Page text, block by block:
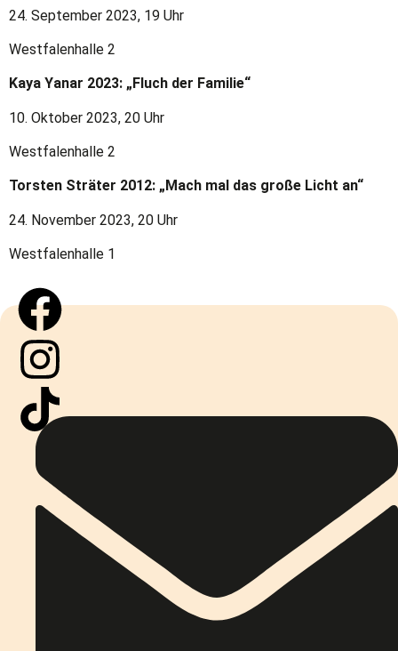
24. September 2023, 19 Uhr
Westfalenhalle 2
Kaya Yanar 2023: „Fluch der Familie“
10. Oktober 2023, 20 Uhr
Westfalenhalle 2
Torsten Sträter 2012: „Mach mal das große Licht an“
24. November 2023, 20 Uhr
Westfalenhalle 1